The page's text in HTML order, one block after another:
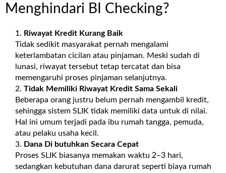
Menghindari BI Checking?
Riwayat Kredit Kurang Baik
Tidak sedikit masyarakat pernah mengalami
keterlambatan cicilan atau pinjaman. Meski sudah di
lunasi, riwayat tersebut tetap tercatat dan bisa
memengaruhi proses pinjaman selanjutnya.
Tidak Memiliki Riwayat Kredit Sama Sekali
Beberapa orang justru belum pernah mengambil kredit,
sehingga sistem SLIK tidak memiliki data untuk di nilai.
Hal ini umum terjadi pada ibu rumah tangga, pemuda,
atau pelaku usaha kecil.
Dana Di butuhkan Secara Cepat
Proses SLIK biasanya memakan waktu 2–3 hari,
sedangkan kebutuhan dana darurat seperti biaya rumah